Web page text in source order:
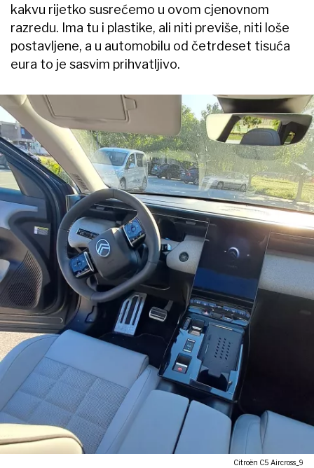
kakvu rijetko susrećemo u ovom cjenovnom
razredu. Ima tu i plastike, ali niti previše, niti loše
postavljene, a u automobilu od četrdeset tisuća
eura to je sasvim prihvatljivo.
Citroën C5 Aircross_9